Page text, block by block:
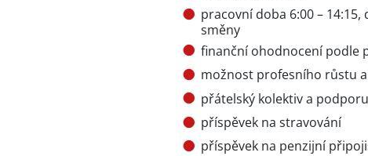
pracovní doba 6:00 –
směny
finanční ohodnocení podle
možnost profesního růstu
přátelský kolektiv a
příspěvek na stravování
příspěvek na penzijní